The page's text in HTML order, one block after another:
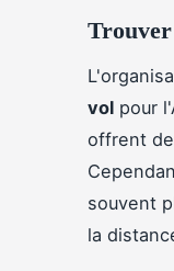
vol pour
offrent
souvent
la